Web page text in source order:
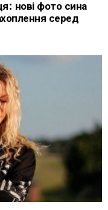
нові фото сина
серед